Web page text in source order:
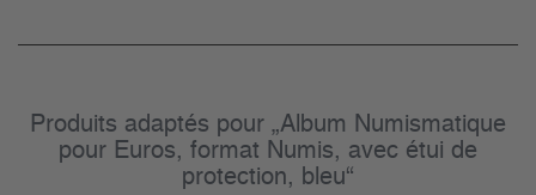
Produits adaptés pour „Album Numismatique
pour Euros, format Numis, avec étui de
protection, bleu“